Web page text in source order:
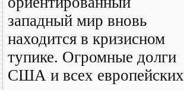
западный мир вновь
находится в кризисном
тупике. Огромные долги
США и всех европейских